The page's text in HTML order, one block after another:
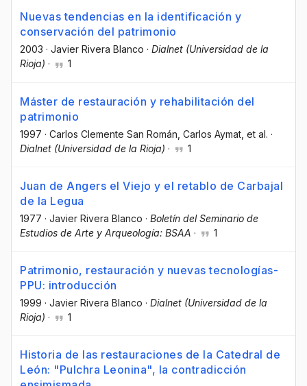
Nuevas tendencias en la identificación y
conservación del patrimonio
2003 · Javier Rivera Blanco · Dialnet (Universidad de la
Rioja) · 1
Máster de restauración y rehabilitación del
patrimonio
1997 · Carlos Clemente San Román , Carlos Aymat , et al. ·
Dialnet (Universidad de la Rioja) · 1
Juan de Angers el Viejo y el retablo de Carbajal
de la Legua
1977 · Javier Rivera Blanco · Boletín del Seminario de
Estudios de Arte y Arqueología: BSAA · 1
Patrimonio, restauración y nuevas tecnologías-
PPU: introducción
1999 · Javier Rivera Blanco · Dialnet (Universidad de la
Rioja) · 1
Historia de las restauraciones de la Catedral de
León: "Pulchra Leonina", la contradicción